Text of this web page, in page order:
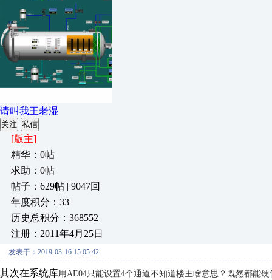
请叫我王老湿
关注 私信
[版主]
精华：0帖
求助：0帖
帖子：629帖 | 9047回
年度积分：33
历史总积分：368552
注册：2011年4月25日
发表于：2019-03-16 15:05:42
其次在系统库用AE04只能设置4个通道不知道楼主啥意思？既然都能